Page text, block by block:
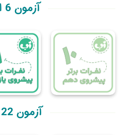
آزمون 6 اسفند
آزمون 22 بهمن